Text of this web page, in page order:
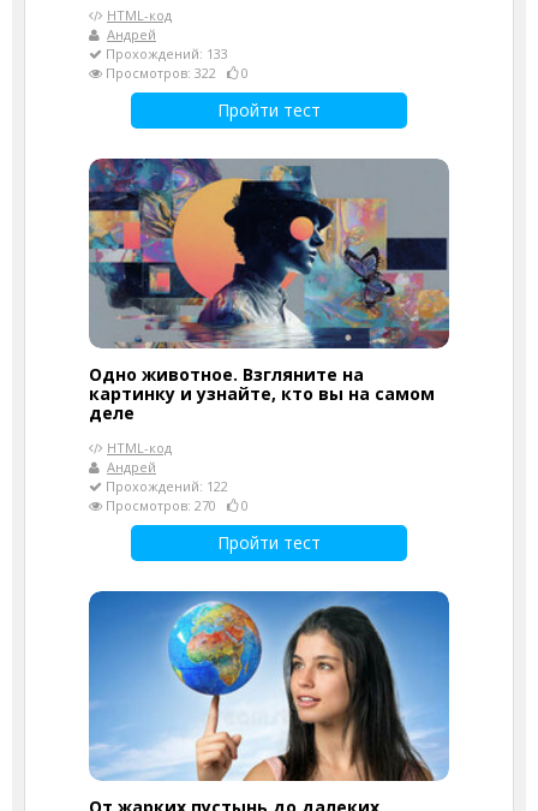
HTML-код
Андрей
Прохождений: 133
Просмотров: 322
0
Пройти тест
Одно животное. Взгляните на
картинку и узнайте, кто вы на самом
деле
HTML-код
Андрей
Прохождений: 122
Просмотров: 270
0
Пройти тест